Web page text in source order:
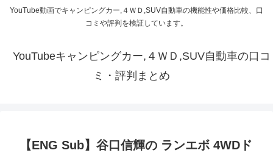
YouTube動画でキャンピングカー,４ＷＤ,SUV自動車の機能性や価格比較、口
コミや評判を検証しています。
YouTubeキャンピングカー,４ＷＤ,SUV自動車の口コ
ミ・評判まとめ
【ENG Sub】谷口信輝の ランエボ 4WDド